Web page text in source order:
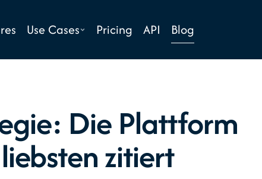
Use Cases Pricing API Blog
Die Plattform
zitiert